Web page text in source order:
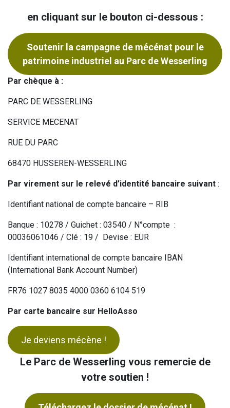
en cliquant sur le bouton ci-dessous :
Soutenir la campagne de mécénat pour le
patrimoine industriel au Parc de Wesserling
Par chèque à :
PARC DE WESSERLING
SERVICE MECENAT
RUE DU PARC
68470 HUSSEREN-WESSERLING
Par virement sur le relevé d’identité bancaire suivant :
Identifiant national de compte bancaire – RIB
Banque : 10278 / Guichet : 03540 / N°compte :
00036061046 / Clé : 19 / Devise : EUR
Identifiant international de compte bancaire IBAN
(International Bank Account Number)
FR76 1027 8035 4000 0360 6104 519
Par carte bancaire sur HelloAsso
Je deviens mécène !
Le Parc de Wesserling vous remercie de
votre soutien !